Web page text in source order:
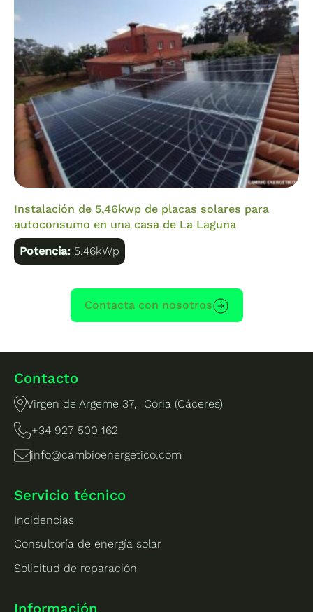
Instalación de 5,46kwp de placas solares para
autoconsumo en una casa de La Laguna
Potencia: 5.46kWp
Contacta con nosotros
Contacto
Virgen de Argeme 37, Coria (Cáceres)
+34 927 500 162
info@cambioenergetico.com
Servicio técnico
Incidencias
Consultoría de energía solar
Solicitud de reparación
Información